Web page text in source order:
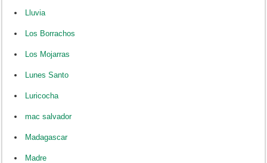
Lluvia
Los Borrachos
Los Mojarras
Lunes Santo
Luricocha
mac salvador
Madagascar
Madre